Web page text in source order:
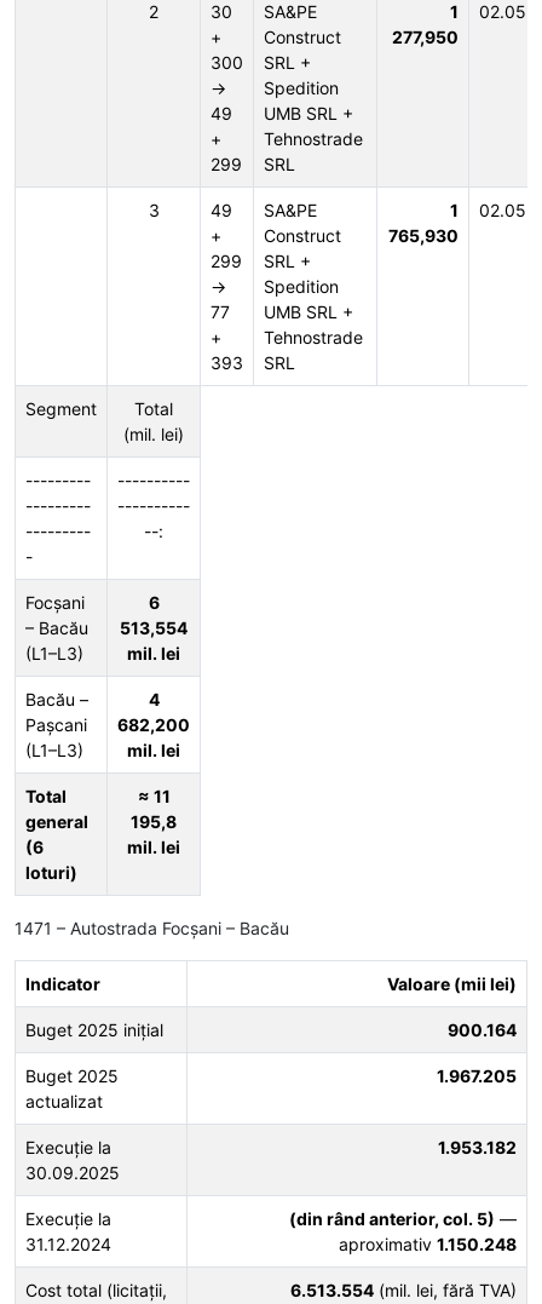
2
30
+
300
→
49
+
299
SA&PE
Construct
SRL +
Spedition
UMB SRL +
Tehnostrade
SRL
1
277,950
3
49
+
299
→
77
+
393
SA&PE
Construct
SRL +
Spedition
UMB SRL +
Tehnostrade
SRL
1
765,930
Segment
Total
(mil. lei)
---------
---------
---------
-
----------
----------
--:
Focșani
– Bacău
(L1–L3)
6
513,554
mil. lei
Bacău –
Pașcani
(L1–L3)
4
682,200
mil. lei
Total
general
(6
loturi)
≈ 11
195,8
mil. lei
1471 – Autostrada Focșani – Bacău
Indicator Valoare (mii lei)
Buget 2025 inițial 900.164
Buget 2025
actualizat
1.967.205
Execuție la
30.09.2025
1.953.182
Execuție la
31.12.2024
(din rând anterior, col. 5) —
aproximativ 1.150.248
Cost total (licitații,
6.513.554 (mil. lei, fără TVA)